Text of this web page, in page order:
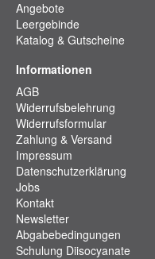
Angebote
Leergebinde
Katalog & Gutscheine
Informationen
AGB
Widerrufsbelehrung
Widerrufsformular
Zahlung & Versand
Impressum
Datenschutzerklärung
Jobs
Kontakt
Newsletter
Abgabebedingungen
Schulung Diisocyanate